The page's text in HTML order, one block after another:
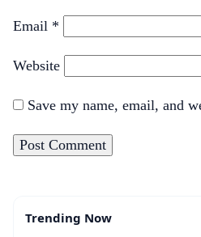
Email *
Website
Save my name, email, and
Trending Now